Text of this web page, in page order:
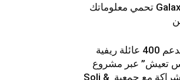
جهاز Galaxy S26 Ultra تحمي معلوماتك
Ooredoo تونس تدعم 400 عائلة ريفية
تعيش” عبر مشروع
تنموي مستدام بالشراكة مع جمعية Soli &